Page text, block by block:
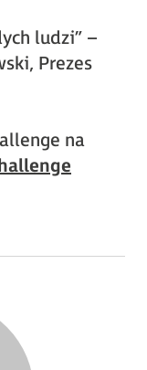
ludzi” –
Prezes
na